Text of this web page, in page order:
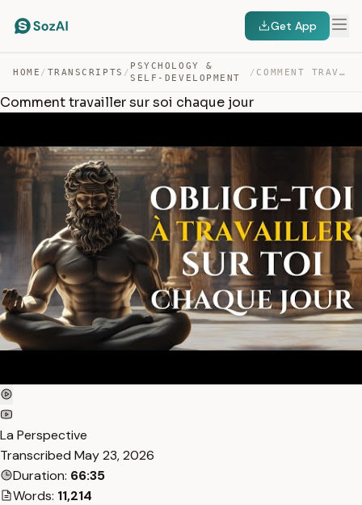
Get App
HOME / TRANSCRIPTS /
PSYCHOLOGY &
SELF-DEVELOPMENT
/ COMMENT TRAVAILLER SUR SOI CHAQUE JOUR — TRANSCRIPT
Comment travailler sur soi chaque jour
La Perspective
Transcribed May 23, 2026
Duration: 66:35
Words: 11,214